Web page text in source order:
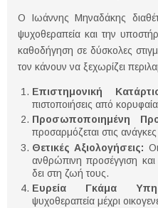
Ο Ιωάννης Μηναδάκης
ψυχοθεραπεία και την
καθοδήγηση σε δύσκολες
τον κάνουν να ξεχωρίζει
Επιστημονική
πιστοποιήσεις από
Προσωποποιημένη
προσαρμόζεται στις
Θετικές Αξιολογήσεις:
ανθρώπινη προσέγγιση
δει στη ζωή τους.
Ευρεία Γκάμα
ψυχοθεραπεία μέχρι